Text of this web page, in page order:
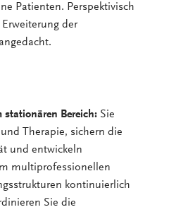
Patienten. Perspektivisch
der
Bereich: Sie
Therapie, sichern die
und entwickeln
multiprofessionellen
kontinuierlich
Sie die